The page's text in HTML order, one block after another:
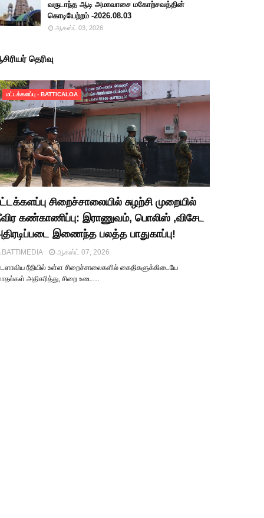
வருடாந்த ஆடி அமாவாசை மகோற்சவத்தின்
கொடியேற்றம் -2026.08.03
ஆகஸ்ட் 03, 2026
தெரிவு
மட்டக்களப்பு - BATTICALOA
சிறைச்சாலையில் சுழற்சி முறையில்
கண்காணிப்பு: இராணுவம், பொலிஸ் ,விசேட
இணைந்த பலத்த பாதுகாப்பு!
BATTIMEDIA
ஆகஸ்ட் 07, 2026
ரீதியில் உள்ள சிறைச்சாலைகளில் கைதிகளுக்கிடையே
அதிகரித்து, சிறை உடை…